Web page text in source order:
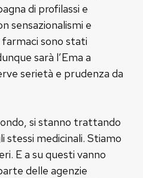
di profilassi e
sensazionalismi e
sono stati
sarà l’Ema a
serietà e prudenza da
si stanno trattando
stessi medicinali. Stiamo
E a su questi vanno
delle agenzie